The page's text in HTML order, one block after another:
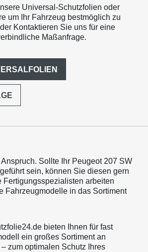
Universal-Schutzfolien oder
um Ihr Fahrzeug bestmöglich zu
Kontaktieren Sie uns für eine
Maßanfrage.
Sollte Ihr Peugeot 207 SW
sein, können Sie diesen gern
Fertigungsspezialisten arbeiten
Fahrzeugmodelle in das Sortiment
bieten Ihnen für fast
ein großes Sortiment an
zum optimalen Schutz Ihres